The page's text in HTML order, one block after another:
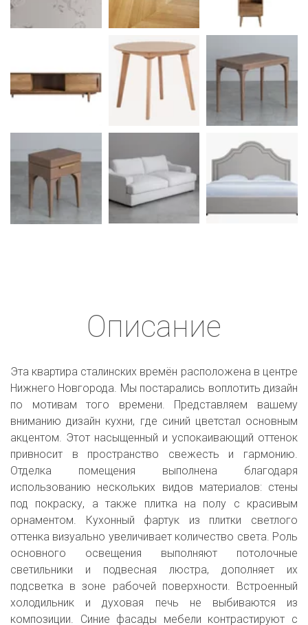
Описание
Эта квартира сталинских времён расположена в центре
Нижнего Новгорода. Мы постарались воплотить дизайн
по мотивам того времени. Представляем вашему
вниманию дизайн кухни, где синий цветстал основным
акцентом. Этот насыщенный и успокаивающий оттенок
привносит в пространство свежесть и гармонию.
Отделка помещения выполнена благодаря
использованию нескольких видов материалов: стены
под покраску, а также плитка на полу с красивым
орнаментом. Кухонный фартук из плитки светлого
оттенка визуально увеличивает количество света. Роль
основного освещения выполняют потолочные
светильники и подвесная люстра, дополняет их
подсветка в зоне рабочей поверхности. Встроенный
холодильник и духовая печь не выбиваются из
композиции. Синие фасады мебели контрастируют с